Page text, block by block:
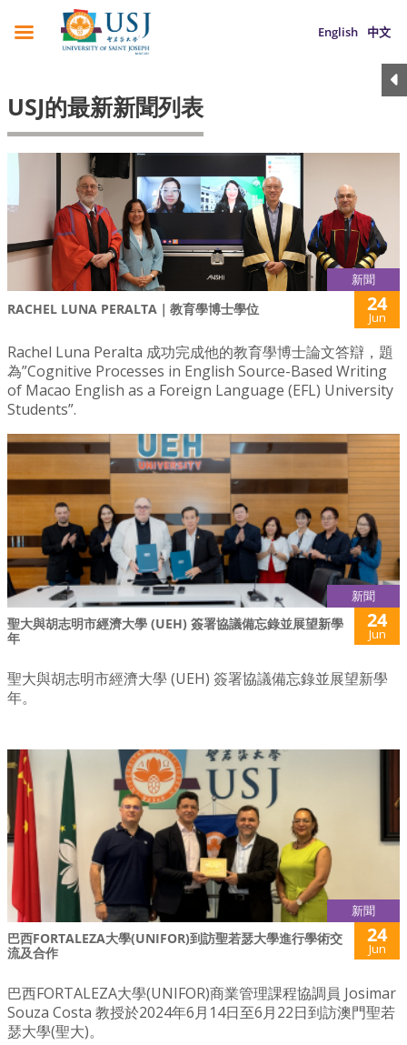
English 中文
USJ的最新新聞列表
新聞
RACHEL LUNA PERALTA｜教育學博士學位 24
Jun
Rachel Luna Peralta 成功完成他的教育學博士論文答辯，題
為”Cognitive Processes in English Source-Based Writing
of Macao English as a Foreign Language (EFL) University
Students”.
新聞
聖大與胡志明市經濟大學 (UEH) 簽署協議備忘錄並展望新學
年
24
Jun
聖大與胡志明市經濟大學 (UEH) 簽署協議備忘錄並展望新學
年。
新聞
巴西FORTALEZA大學(UNIFOR)到訪聖若瑟大學進行學術交
流及合作
24
Jun
巴西FORTALEZA大學(UNIFOR)商業管理課程協調員 Josimar
Souza Costa 教授於2024年6月14日至6月22日到訪澳門聖若
瑟大學(聖大)。